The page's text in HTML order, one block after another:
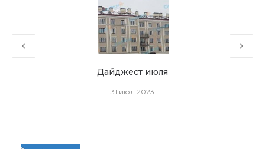
Дайджест июля
31 июл 2023